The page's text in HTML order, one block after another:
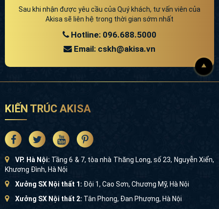
Sau khi nhận được yêu cầu của Quý khách, tư vấn viên của
Akisa sẽ liên hệ trong thời gian sớm nhất
Hotline: 096.688.5000
Email: cskh@akisa.vn
KIẾN TRÚC AKISA
VP. Hà Nội: Tầng 6 & 7, tòa nhà Thăng Long, số 23, Nguyễn Xiển,
Khương Đình, Hà Nội
Xưởng SX Nội thất 1: Đội 1, Cao Sơn, Chương Mỹ, Hà Nội
Xưởng SX Nội thất 2: Tân Phong, Đan Phượng, Hà Nội